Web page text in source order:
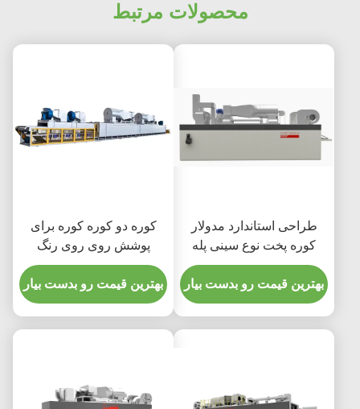
محصولات مرتبط
طراحی استاندارد مدولار
کوره پخت نوع سینی پله
بهترین قیمت رو بدست بیار
کوره دو کوره کوره برای
پوشش روی روی رنگ
خاکستری FGG1812
بهترین قیمت رو بدست بیار